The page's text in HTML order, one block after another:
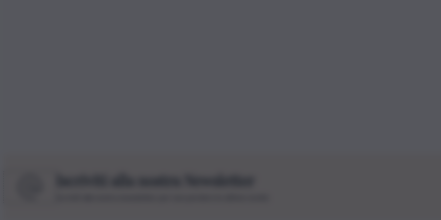
Iscriviti alla nostra Newsletter